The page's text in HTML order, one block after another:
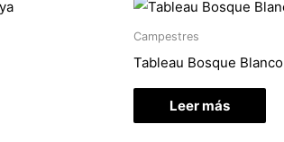
Campestres
Tableau Bosque Blanco
Leer más